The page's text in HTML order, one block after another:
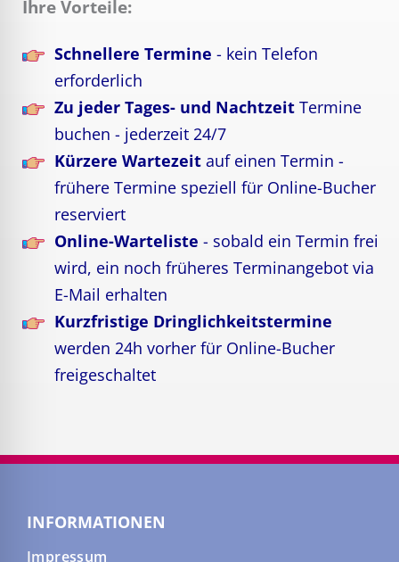
Ihre Vorteile:
Schnellere Termine- kein Telefon
erforderlich
Zu jeder Tages- und Nachtzeit Termine
buchen - jederzeit 24/7
Kürzere Wartezeit auf einen Termin -
frühere Termine speziell für Online-Bucher
reserviert
Online-Warteliste - sobald ein Termin frei
wird, ein noch früheres Terminangebot via
E-Mail erhalten
Kurzfristige Dringlichkeitstermine
werden 24h vorher für Online-Bucher
freigeschaltet
INFORMATIONEN
Impressum